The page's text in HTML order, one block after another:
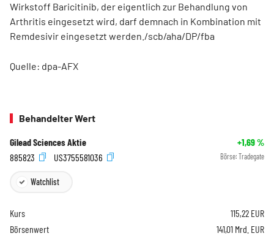
Wirkstoff Baricitinib, der eigentlich zur Behandlung von
Arthritis eingesetzt wird, darf demnach in Kombination mit
Remdesivir eingesetzt werden./scb/aha/DP/fba
Quelle: dpa-AFX
Behandelter Wert
Gilead Sciences Aktie +1,69%
885823
US3755581036 Börse: Tradegate
Watchlist
Kurs 115,22 EUR
Börsenwert
141,01 Mrd. EUR